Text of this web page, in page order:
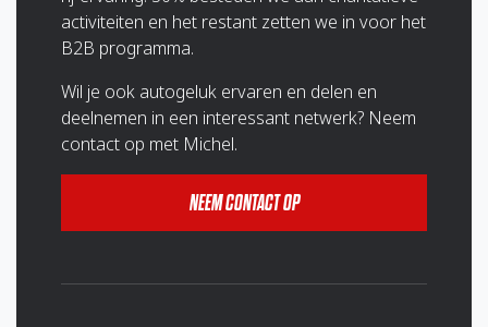
activiteiten en het restant zetten we in voor het
B2B programma.
Wil je ook autogeluk ervaren en delen en
deelnemen in een interessant netwerk? Neem
contact op met Michel.
NEEM CONTACT OP